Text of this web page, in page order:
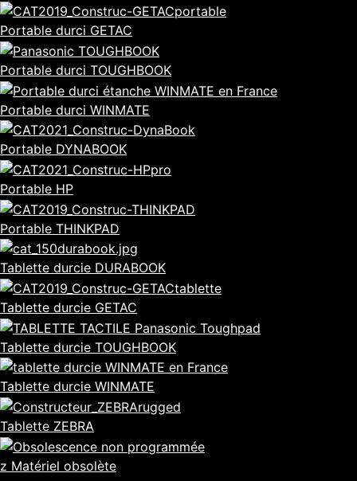
Portable durci GETAC
Portable durci TOUGHBOOK
Portable durci WINMATE
Portable DYNABOOK
Portable HP
Portable THINKPAD
Tablette durcie DURABOOK
Tablette durcie GETAC
Tablette durcie TOUGHBOOK
Tablette durcie WINMATE
Tablette ZEBRA
z Matériel obsolète